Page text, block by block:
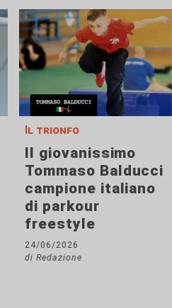
Il trionfo
Il giovanissimo
Tommaso Balducci
campione italiano
di parkour
freestyle
24/06/2026
di Redazione